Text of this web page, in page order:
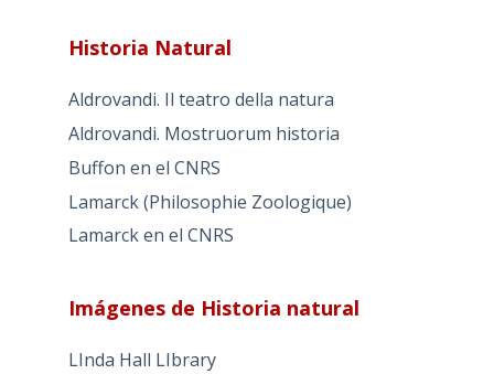
Historia Natural
Aldrovandi. Il teatro della natura
Aldrovandi. Mostruorum historia
Buffon en el CNRS
Lamarck (Philosophie Zoologique)
Lamarck en el CNRS
Imágenes de Historia natural
LInda Hall LIbrary